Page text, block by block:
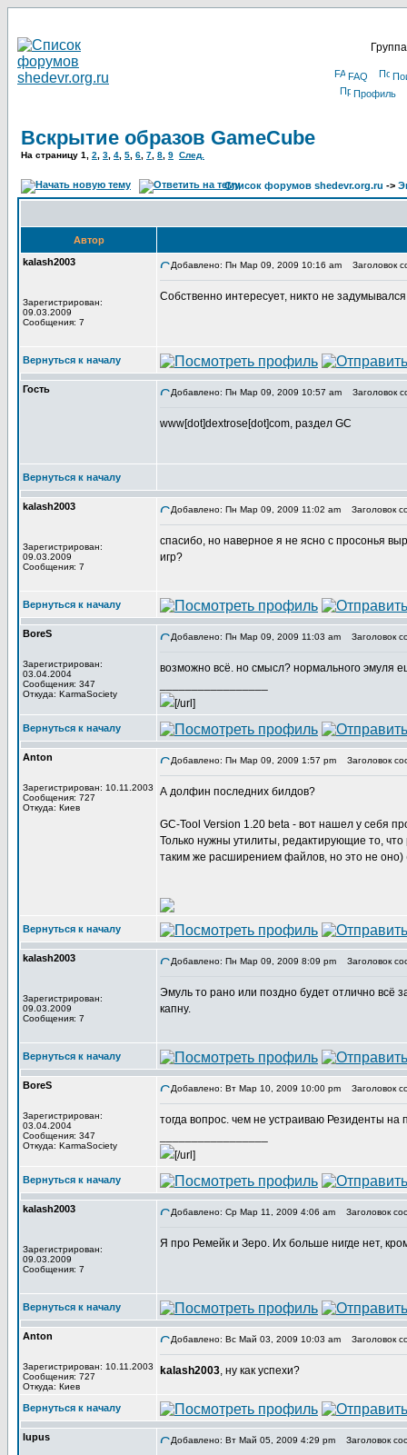
FAQ
Профиль
Вскрытие образов GameCube
На страницу 1 2 3 4 5 6 7 8 9 След.
Список форумов shedevr.org.ru ->
Автор
kalash2003
Зарегистрирован:
09.03.2009
Сообщения: 7
Добавлено: Пн Мар 09, 2009 10:16 am Заголовок
Собственно интересует, никто не
Вернуться к началу
Гость Добавлено: Пн Мар 09, 2009 10:57 am Заголовок
www[dot]dextrose[dot]com, раздел GC
Вернуться к началу
kalash2003
Зарегистрирован:
09.03.2009
Сообщения: 7
Добавлено: Пн Мар 09, 2009 11:02 am Заголовок
спасибо, но наверное я не ясно с просонья
игр?
Вернуться к началу
BoreS
Зарегистрирован:
03.04.2004
Сообщения: 347
Откуда: KarmaSociety
Добавлено: Пн Мар 09, 2009 11:03 am Заголовок
возможно всё. но смысл? нормального эмуля
[/url]
Вернуться к началу
Anton
Зарегистрирован: 10.11.2003
Сообщения: 727
Откуда: Киев
Добавлено: Пн Мар 09, 2009 1:57 pm Заголовок
А долфин последних билдов?
GC-Tool Version 1.20 beta - вот нашел у себя
Только нужны утилиты, редактирующие то,
таким же расширением файлов, но это не оно)
Вернуться к началу
kalash2003
Зарегистрирован:
09.03.2009
Сообщения: 7
Добавлено: Пн Мар 09, 2009 8:09 pm Заголовок
Эмуль то рано или поздно будет отлично всё
капну.
Вернуться к началу
BoreS
Зарегистрирован:
03.04.2004
Сообщения: 347
Откуда: KarmaSociety
Добавлено: Вт Мар 10, 2009 10:00 pm Заголовок
тогда вопрос. чем не устраиваю Резиденты
[/url]
Вернуться к началу
kalash2003
Зарегистрирован:
09.03.2009
Сообщения: 7
Добавлено: Ср Мар 11, 2009 4:06 am Заголовок
Я про Ремейк и Зеро. Их больше нигде нет,
Вернуться к началу
Anton
Зарегистрирован: 10.11.2003
Сообщения: 727
Откуда: Киев
Добавлено: Вс Май 03, 2009 10:03 am Заголовок
kalash2003, ну как успехи?
Вернуться к началу
lupus Добавлено: Вт Май 05, 2009 4:29 pm Заголовок